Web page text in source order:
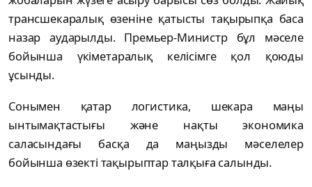
трансшекаралық өзеніне қатысты тақырыпқа баса
назар аударылды. Премьер-Министр бұл мәселе
бойынша үкіметаралық келісімге қол қоюды
ұсынды.
Сонымен қатар логистика, шекара маңы
ынтымақтастығы және нақты экономика
саласындағы басқа да маңызды мәселелер
бойынша өзекті тақырыптар талқыға салынды.